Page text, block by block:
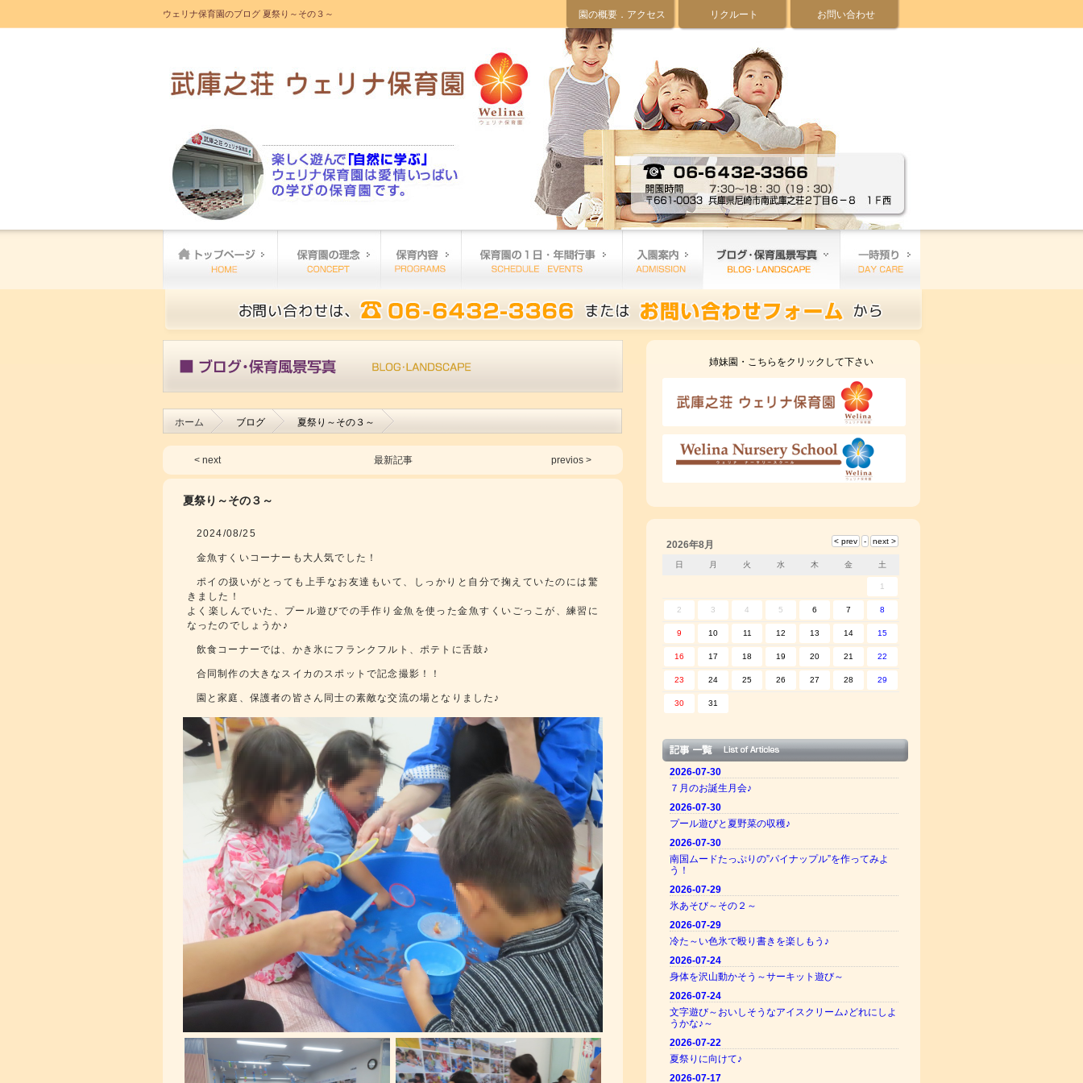
ウェリナ保育園のブログ 夏祭り～その３～ 園の概要．アクセス リクルート お問い合わせ
ホーム ブログ 夏祭り～その３～
< next 最新記事 previos >
夏祭り～その３～
2024/08/25
金魚すくいコーナーも大人気でした！
ポイの扱いがとっても上手なお友達もいて、しっかりと自分で掬えていたのには驚
きました！
よく楽しんでいた、プール遊びでの手作り金魚を使った金魚すくいごっこが、練習に
なったのでしょうか♪
飲食コーナーでは、かき氷にフランクフルト、ポテトに舌鼓♪
合同制作の大きなスイカのスポットで記念撮影！！
園と家庭、保護者の皆さん同士の素敵な交流の場となりました♪
姉妹園・こちらをクリックして下さい
2026年8月
日 月 火 水 木 金 土
1
2 3 4 5 6 7 8
9 10 11 12 13 14 15
16 17 18 19 20 21 22
23 24 25 26 27 28 29
30 31